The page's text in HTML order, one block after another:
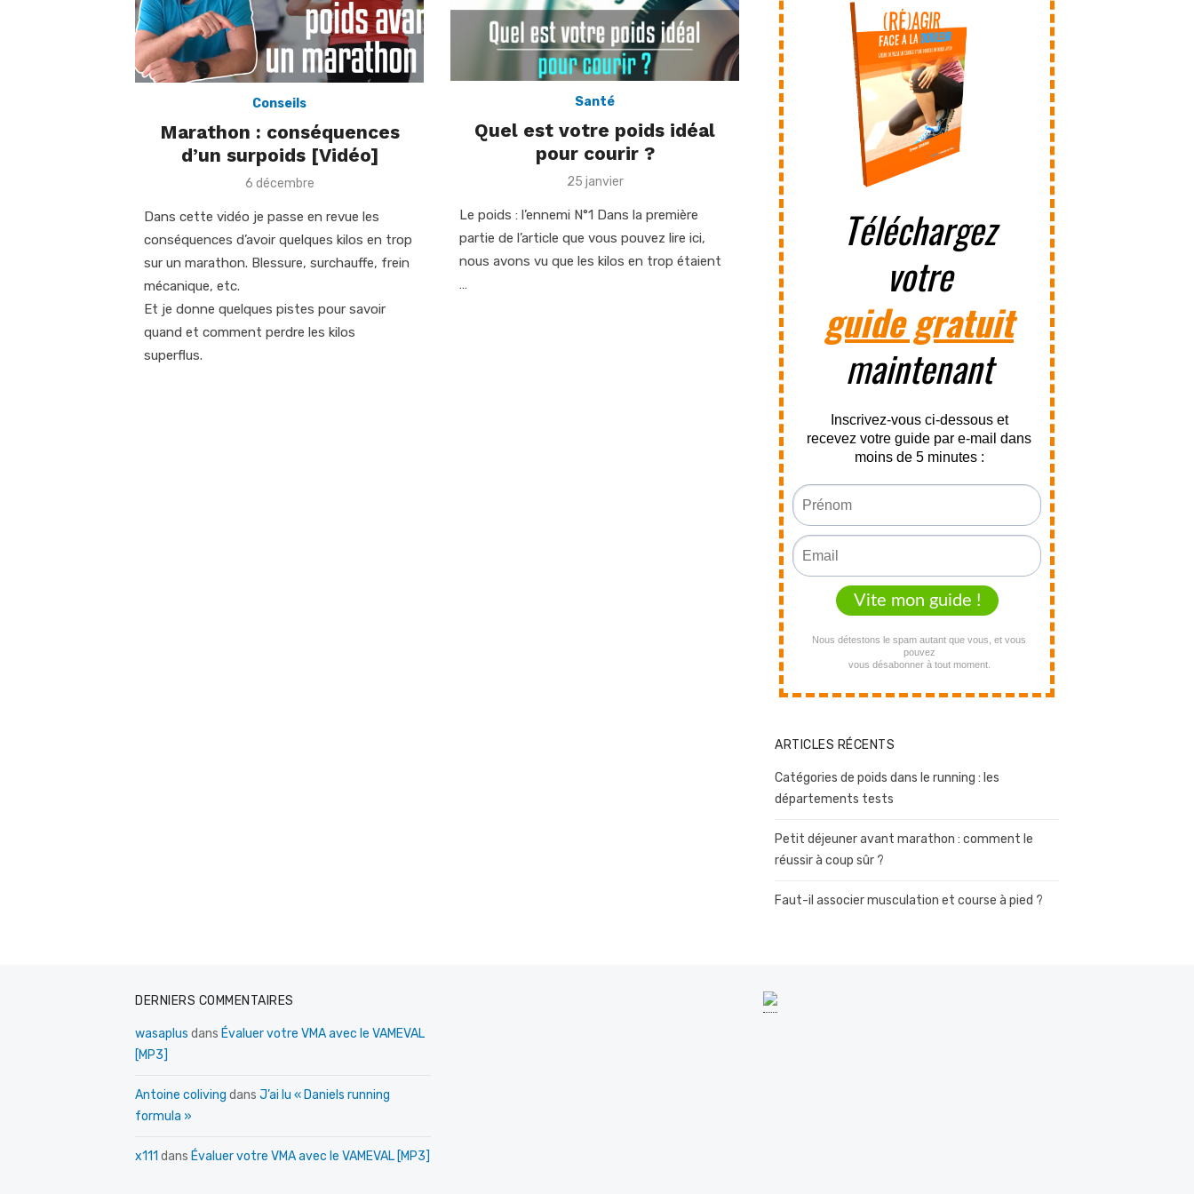
Conseils
Marathon : conséquences
d’un surpoids [Vidéo]
Posted
6 décembre
Dans cette vidéo je passe en revue les
conséquences d’avoir quelques kilos en trop
sur un marathon. Blessure, surchauffe, frein
mécanique, etc.
Et je donne quelques pistes pour savoir
quand et comment perdre les kilos
superflus.
Santé
Quel est votre poids idéal
pour courir ?
Posted
25 janvier
Le poids : l’ennemi N°1 Dans la première
partie de l’article que vous pouvez lire ici,
nous avons vu que les kilos en trop étaient
…
ARTICLES RÉCENTS
Catégories de poids dans le running : les
départements tests
Petit déjeuner avant marathon : comment le
réussir à coup sûr ?
Faut-il associer musculation et course à pied ?
DERNIERS COMMENTAIRES
wasaplus dans Évaluer votre VMA avec le VAMEVAL
[MP3]
Antoine coliving dans J’ai lu « Daniels running
formula »
x111 dans Évaluer votre VMA avec le VAMEVAL [MP3]